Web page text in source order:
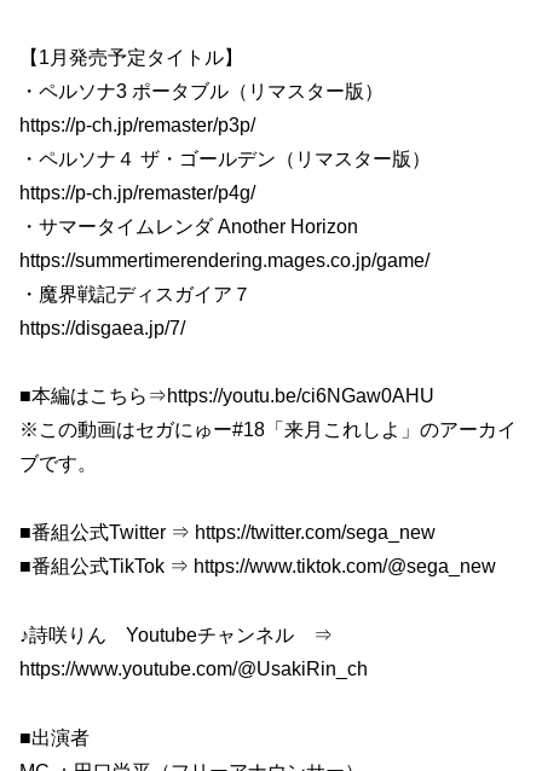
【1月発売予定タイトル】
・ペルソナ3 ポータブル（リマスター版）
https://p-ch.jp/remaster/p3p/
・ペルソナ４ ザ・ゴールデン（リマスター版）
https://p-ch.jp/remaster/p4g/
・サマータイムレンダ Another Horizon
https://summertimerendering.mages.co.jp/game/
・魔界戦記ディスガイア７
https://disgaea.jp/7/
■本編はこちら⇒https://youtu.be/ci6NGaw0AHU
※この動画はセガにゅー#18「来月これしよ」のアーカイ
ブです。
■番組公式Twitter ⇒ https://twitter.com/sega_new
■番組公式TikTok ⇒ https://www.tiktok.com/@sega_new
♪詩咲りん Youtubeチャンネル ⇒
https://www.youtube.com/@UsakiRin_ch
■出演者